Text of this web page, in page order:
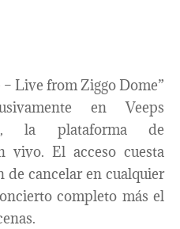
Live from Ziggo Dome”
en Veeps
la plataforma de
vivo. El acceso cuesta
de cancelar en cualquier
completo más el